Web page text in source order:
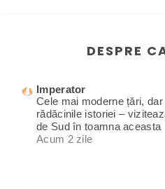
DESPRE
Imperator
Cele mai moderne țări,
rădăcinile istoriei –
de Sud în toamna aceasta
Acum 2 zile